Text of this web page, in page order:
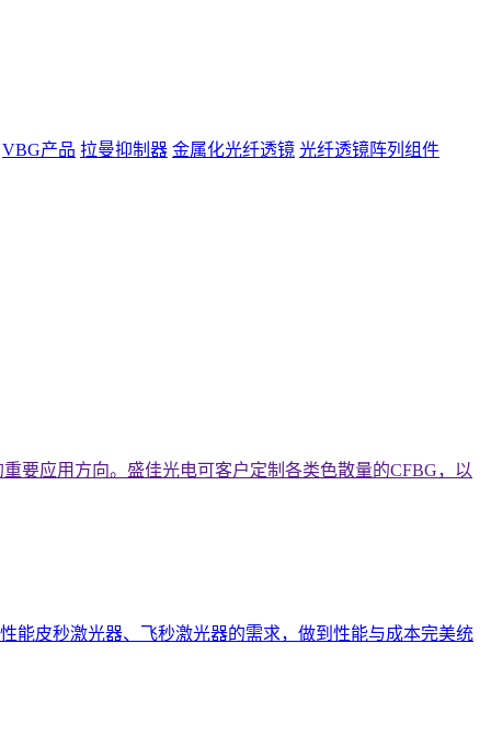
VBG产品 拉曼抑制器 金属化光纤透镜 光纤透镜阵列组件
要应用方向。盛佳光电可客户定制各类色散量的CFBG，以
能皮秒激光器、飞秒激光器的需求，做到性能与成本完美统